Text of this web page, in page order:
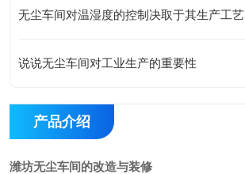
无尘车间对温湿度的控制决取于其生产工艺
说说无尘车间对工业生产的重要性
产品介绍
潍坊无尘车间的改造与装修